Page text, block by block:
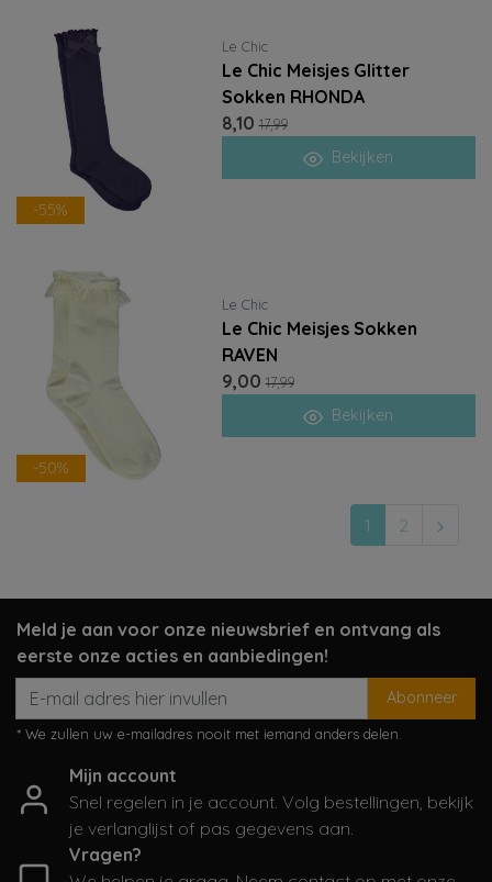
-55%
Le Chic
Le Chic Meisjes Glitter
Sokken RHONDA
8,10 17,99
Bekijken
-50%
Le Chic
Le Chic Meisjes Sokken
RAVEN
9,00 17,99
Bekijken
1 2
Meld je aan voor onze nieuwsbrief en ontvang als
eerste onze acties en aanbiedingen!
Abonneer
* We zullen uw e-mailadres nooit met iemand anders delen.
Mijn account
Snel regelen in je account. Volg bestellingen, bekijk
je verlanglijst of pas gegevens aan.
Vragen?